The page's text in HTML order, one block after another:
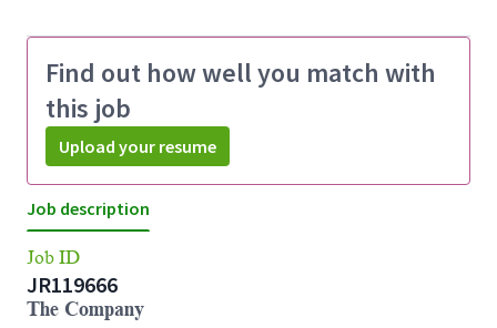
Find out how well you match with
this job
Upload your resume
Job description
Job ID
JR119666
The Company